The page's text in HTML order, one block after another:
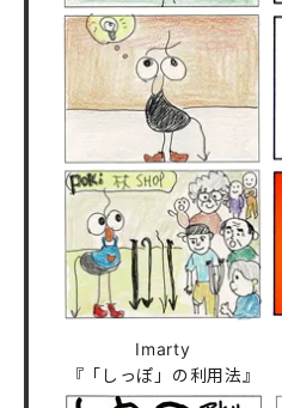
Imarty
『「しっぽ」の利用法』